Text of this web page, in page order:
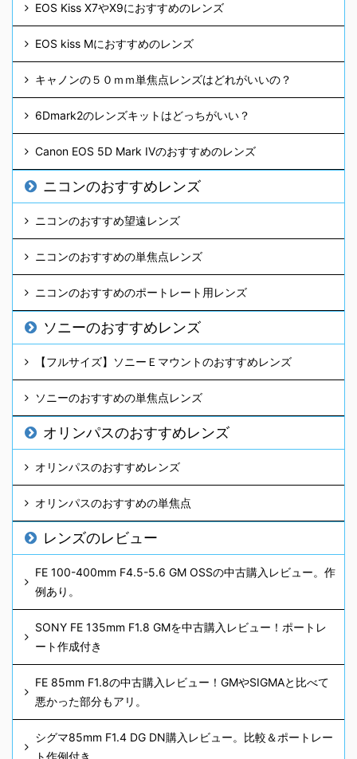
EOS Kiss X7やX9におすすめのレンズ
EOS kiss Mにおすすめのレンズ
キャノンの５０ｍｍ単焦点レンズはどれがいいの？
6Dmark2のレンズキットはどっちがいい？
Canon EOS 5D Mark IVのおすすめのレンズ
ニコンのおすすめレンズ
ニコンのおすすめ望遠レンズ
ニコンのおすすめの単焦点レンズ
ニコンのおすすめのポートレート用レンズ
ソニーのおすすめレンズ
【フルサイズ】ソニーＥマウントのおすすめレンズ
ソニーのおすすめの単焦点レンズ
オリンパスのおすすめレンズ
オリンパスのおすすめレンズ
オリンパスのおすすめの単焦点
レンズのレビュー
FE 100-400mm F4.5-5.6 GM OSSの中古購入レビュー。作
例あり。
SONY FE 135mm F1.8 GMを中古購入レビュー！ポートレ
ート作成付き
FE 85mm F1.8の中古購入レビュー！GMやSIGMAと比べて
悪かった部分もアリ。
シグマ85mm F1.4 DG DN購入レビュー。比較＆ポートレー